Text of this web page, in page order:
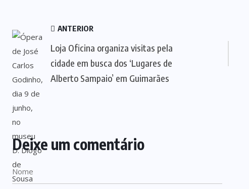
ANTERIOR
Loja Oficina organiza visitas pela
cidade em busca dos ‘Lugares de
Alberto Sampaio’ em Guimarães
Deixe um comentário